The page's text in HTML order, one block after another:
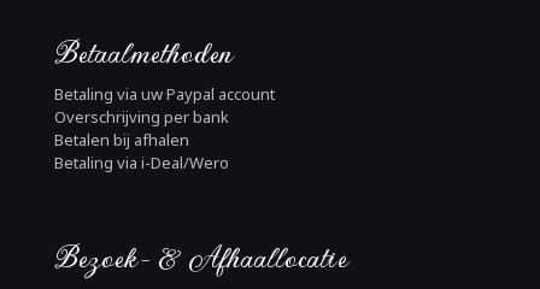
Betaalmethoden
Betaling via uw Paypal account
Overschrijving per bank
Betalen bij afhalen
Betaling via i-Deal/Wero
Bezoek- & Afhaallocatie